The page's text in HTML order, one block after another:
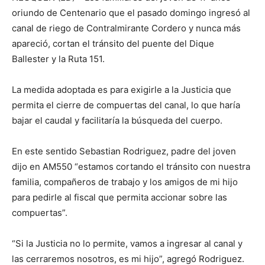
oriundo de Centenario que el pasado domingo ingresó al
canal de riego de Contralmirante Cordero y nunca más
apareció, cortan el tránsito del puente del Dique
Ballester y la Ruta 151.
La medida adoptada es para exigirle a la Justicia que
permita el cierre de compuertas del canal, lo que haría
bajar el caudal y facilitaría la búsqueda del cuerpo.
En este sentido Sebastian Rodriguez, padre del joven
dijo en AM550 “estamos cortando el tránsito con nuestra
familia, compañeros de trabajo y los amigos de mi hijo
para pedirle al fiscal que permita accionar sobre las
compuertas”.
“Si la Justicia no lo permite, vamos a ingresar al canal y
las cerraremos nosotros, es mi hijo”, agregó Rodriguez.